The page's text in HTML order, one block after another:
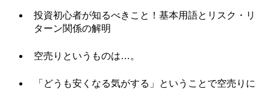
投資初心者が知るべきこと！基本用語とリスク・リ
ターン関係の解明
空売りというものは…。
「どうも安くなる気がする」ということで空売りに